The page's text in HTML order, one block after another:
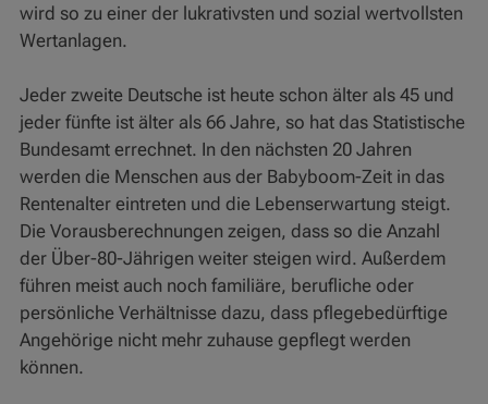
wird so zu einer der lukrativsten und sozial wertvollsten
Wertanlagen.
Jeder zweite Deutsche ist heute schon älter als 45 und
jeder fünfte ist älter als 66 Jahre, so hat das Statistische
Bundesamt errechnet. In den nächsten 20 Jahren
werden die Menschen aus der Babyboom-Zeit in das
Rentenalter eintreten und die Lebenserwartung steigt.
Die Vorausberechnungen zeigen, dass so die Anzahl
der Über-80-Jährigen weiter steigen wird. Außerdem
führen meist auch noch familiäre, berufliche oder
persönliche Verhältnisse dazu, dass pflegebedürftige
Angehörige nicht mehr zuhause gepflegt werden
können.